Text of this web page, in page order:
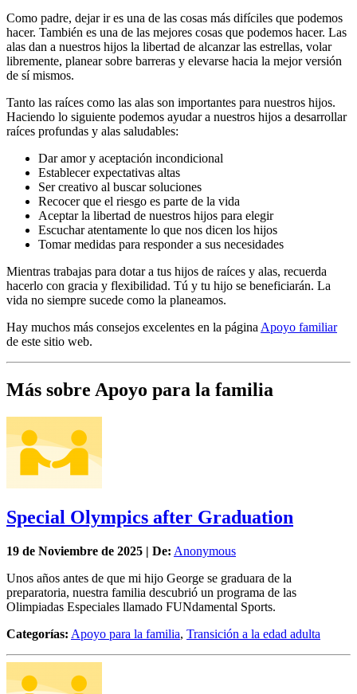
Como padre, dejar ir es una de las cosas más difíciles que podemos
hacer. También es una de las mejores cosas que podemos hacer. Las
alas dan a nuestros hijos la libertad de alcanzar las estrellas, volar
libremente, planear sobre barreras y elevarse hacia la mejor versión
de sí mismos.
Tanto las raíces como las alas son importantes para nuestros hijos.
Haciendo lo siguiente podemos ayudar a nuestros hijos a desarrollar
raíces profundas y alas saludables:
Dar amor y aceptación incondicional
Establecer expectativas altas
Ser creativo al buscar soluciones
Recocer que el riesgo es parte de la vida
Aceptar la libertad de nuestros hijos para elegir
Escuchar atentamente lo que nos dicen los hijos
Tomar medidas para responder a sus necesidades
Mientras trabajas para dotar a tus hijos de raíces y alas, recuerda
hacerlo con gracia y flexibilidad. Tú y tu hijo se beneficiarán. La
vida no siempre sucede como la planeamos.
Hay muchos más consejos excelentes en la página Apoyo familiar
de este sitio web.
Más sobre Apoyo para la familia
Special Olympics after Graduation
19 de Noviembre de 2025 | De: Anonymous
Unos años antes de que mi hijo George se graduara de la
preparatoria, nuestra familia descubrió un programa de las
Olimpiadas Especiales llamado FUNdamental Sports.
Categorías: Apoyo para la familia, Transición a la edad adulta